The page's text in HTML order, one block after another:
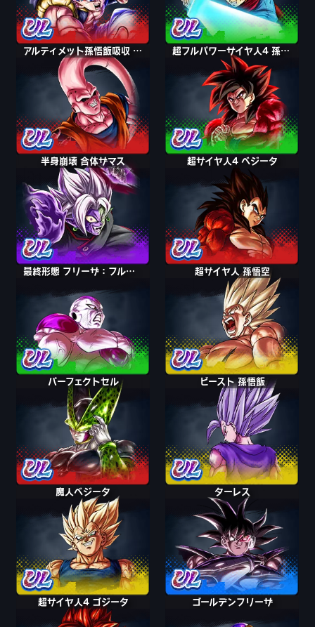
アルティメット孫悟飯吸収 魔人ブウ 超フルパワーサイヤ人4 孫悟空
半身崩壊 合体ザマス 超サイヤ人4 ベジータ
最終形態 フリーザ：フルパワー 超サイヤ人 孫悟空
パーフェクトセル ビースト 孫悟飯
魔人ベジータ ターレス
超サイヤ人4 ゴジータ ゴールデンフリーザ